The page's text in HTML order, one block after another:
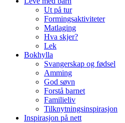
Ut på tur
Formingsaktiviteter
Matlaging
Hva skjer?
Lek
Bokhylla
Svangerskap og fødsel
Amming
God søvn
Forstå barnet
Familieliv
Tilknytningsinspirasjon
Inspirasjon på nett